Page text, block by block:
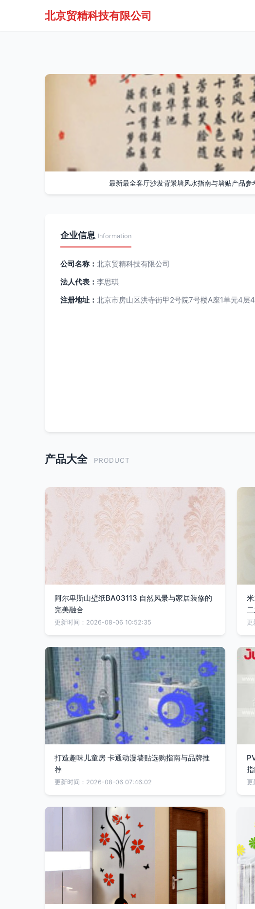
北京贸精科技有限公司
最新最全客厅沙发背景墙风水指南与墙贴产品参
企业信息 Information
公司名称： 北京贸精科技有限公司
法人代表： 李思琪
注册地址： 北京市房山区洪寺街甲2号院7号楼A座1单元4层
产品大全 PRODUCT
阿尔卑斯山壁纸BA03113 自然风景与家居装修的
完美融合
更新时间：2026-08-06 10:52:35 更
打造趣味儿童房 卡通动漫墙贴选购指南与品牌推
荐
更新时间：2026-08-06 07:46:02 更